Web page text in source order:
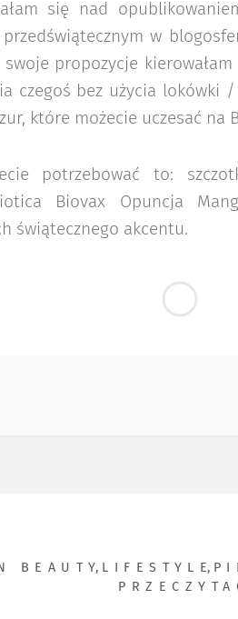
się nad
w
swoje propozycje
czegoś bez użycia lokówki
które możecie uczesać na
potrzebować to:
Biovax Opuncja
świątecznego akcentu.
BEAUTY, LIFESTYLE,